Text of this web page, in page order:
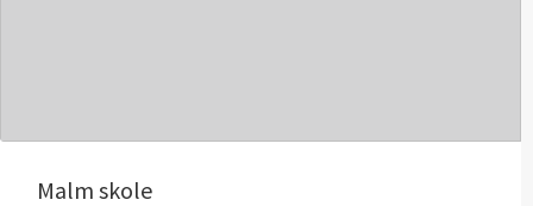
Malm skole